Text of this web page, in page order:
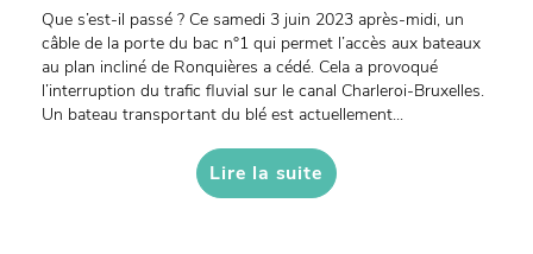
Que s’est-il passé ? Ce samedi 3 juin 2023 après-midi, un
câble de la porte du bac n°1 qui permet l’accès aux bateaux
au plan incliné de Ronquières a cédé. Cela a provoqué
l’interruption du trafic fluvial sur le canal Charleroi-Bruxelles.
Un bateau transportant du blé est actuellement...
Lire la suite